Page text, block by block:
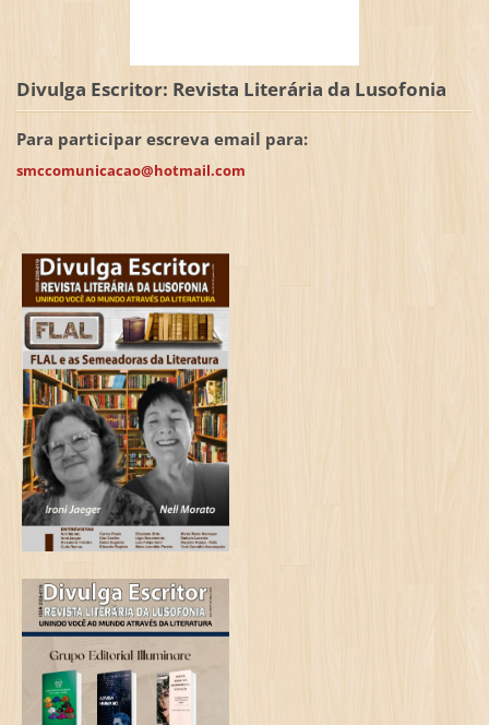
Divulga Escritor: Revista Literária da Lusofonia
Para participar escreva email para:
smccomunicacao@hotmail.com